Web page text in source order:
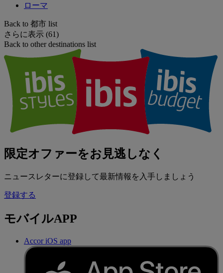
ローマ
Back to 都市 list
さらに表示 (61)
Back to other destinations list
限定オファーをお見逃しなく
ニュースレターに登録して最新情報を入手しましょう
登録する
モバイルAPP
Accor iOS app